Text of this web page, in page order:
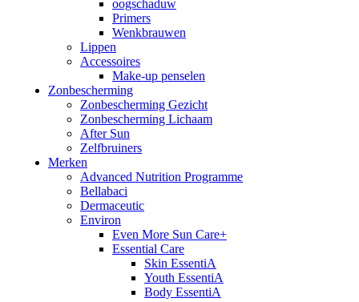
oogschaduw
Primers
Wenkbrauwen
Lippen
Accessoires
Make-up penselen
Zonbescherming
Zonbescherming Gezicht
Zonbescherming Lichaam
After Sun
Zelfbruiners
Merken
Advanced Nutrition Programme
Bellabaci
Dermaceutic
Environ
Even More Sun Care+
Essential Care
Skin EssentiA
Youth EssentiA
Body EssentiA